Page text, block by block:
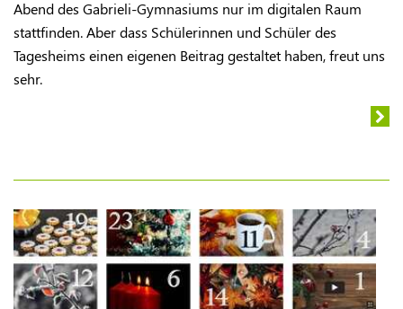
Abend des Gabrieli-Gymnasiums nur im digitalen Raum
stattfinden. Aber dass Schülerinnen und Schüler des
Tagesheims einen eigenen Beitrag gestaltet haben, freut uns
sehr.